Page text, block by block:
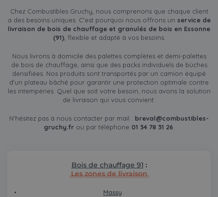
Chez Combustibles Gruchy, nous comprenons que chaque client
a des besoins uniques. C'est pourquoi nous offrons un service de
livraison de bois de chauffage et granulés de bois en Essonne
(91), flexible et adapté à vos besoins.
Nous livrons à domicile des palettes complètes et demi-palettes
de bois de chauffage, ainsi que des packs individuels de bûches
densifiées. Nos produits sont transportés par un camion équipé
d'un plateau bâché pour garantir une protection optimale contre
les intempéries. Quel que soit votre besoin, nous avons la solution
de livraison qui vous convient.
N'hésitez pas à nous contacter par mail : breval@combustibles-
gruchy.frou par téléphone 01 34 78 31 26.
Bois de chauffage 91 :
Les zones de livraison
Massy